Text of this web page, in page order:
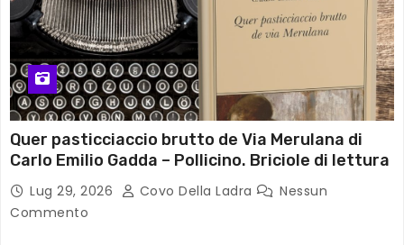
Quer pasticciaccio brutto de Via Merulana di
Carlo Emilio Gadda – Pollicino. Briciole di lettura
Lug 29, 2026 Covo Della Ladra
Nessun
Commento